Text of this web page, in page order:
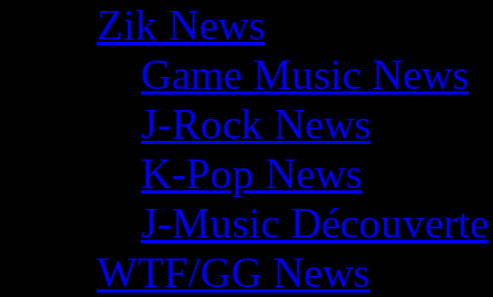
Zik News
Game Music News
J-Rock News
K-Pop News
J-Music Découverte
WTF/GG News